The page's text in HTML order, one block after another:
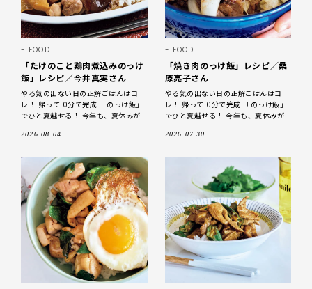
FOOD
「たけのこと鶏肉煮込みのっけ
飯」レシピ／今井真実さん
やる気の出ない日の正解ごはんはコ
レ！ 帰って10分で完成 「のっけ飯」
でひと夏越せる！ 今年も、夏休みが
に、家族のお昼ごはんまで作る気に
2026.08.04
FOOD
「焼き肉のっけ飯」レシピ／桑
原亮子さん
やる気の出ない日の正解ごはんはコ
レ！ 帰って10分で完成 「のっけ飯」
でひと夏越せる！ 今年も、夏休みが
に、家族のお昼ごはんまで作る気に
2026.07.30